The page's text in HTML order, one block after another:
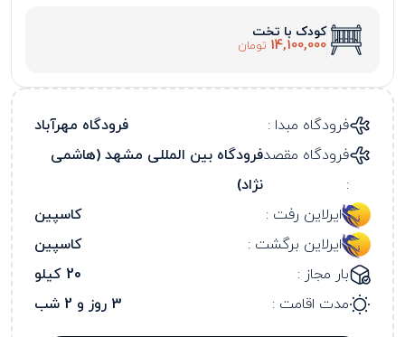
کودک با تخت
14,100,000 تومان
فرودگاه مبدا :
فرودگاه مهرآباد
فرودگاه مقصد
:
فرودگاه بین المللی مشهد (هاشمی
نژاد)
ایرلاین رفت :
کاسپین
ایرلاین برگشت :
کاسپین
بار مجاز :
20 کیلو
مدت اقامت :
3 روز و 2 شب